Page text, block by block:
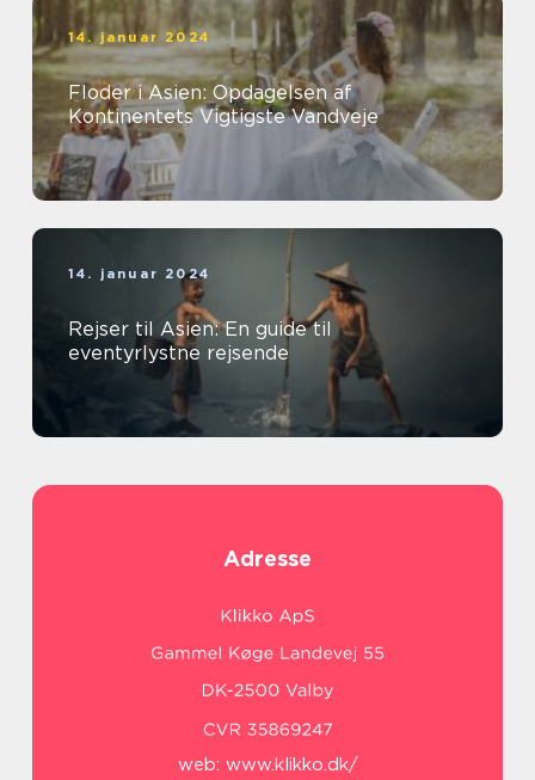
14. januar 2024
Floder i Asien: Opdagelsen af
Kontinentets Vigtigste Vandveje
14. januar 2024
Rejser til Asien: En guide til
eventyrlystne rejsende
Adresse
web: www.klikko.dk/